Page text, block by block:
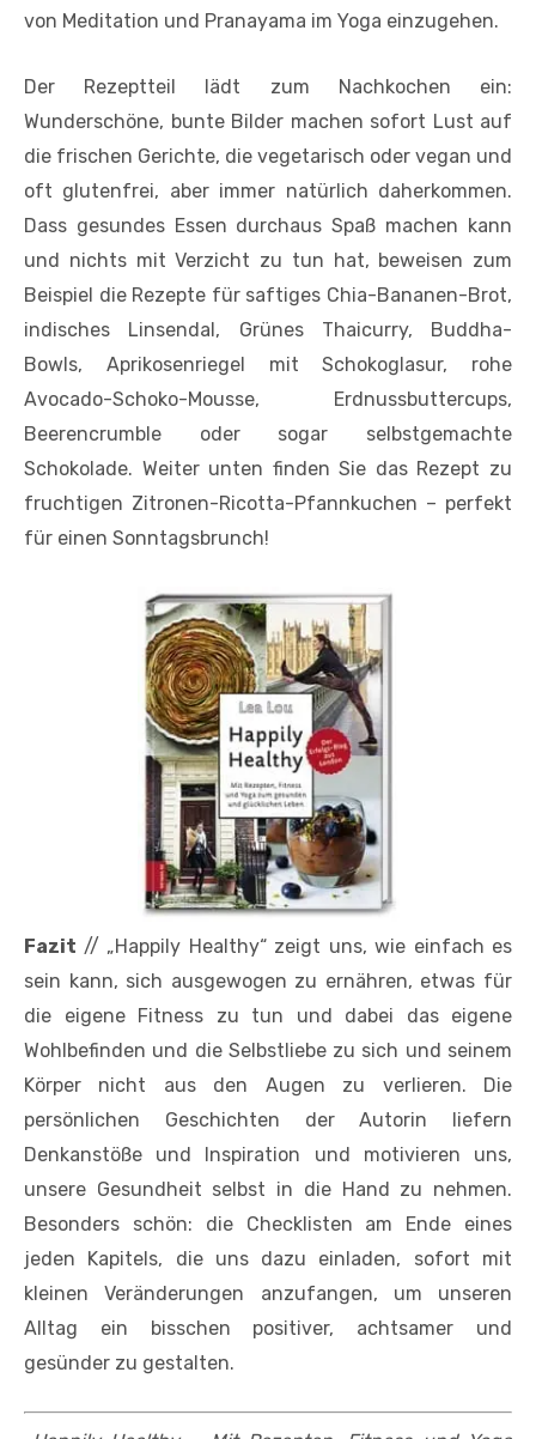
von Meditation und Pranayama im Yoga einzugehen.
Der Rezeptteil lädt zum Nachkochen ein:
Wunderschöne, bunte Bilder machen sofort Lust auf
die frischen Gerichte, die vegetarisch oder vegan und
oft glutenfrei, aber immer natürlich daherkommen.
Dass gesundes Essen durchaus Spaß machen kann
und nichts mit Verzicht zu tun hat, beweisen zum
Beispiel die Rezepte für saftiges Chia-Bananen-Brot,
indisches Linsendal, Grünes Thaicurry, Buddha-
Bowls, Aprikosenriegel mit Schokoglasur, rohe
Avocado-Schoko-Mousse, Erdnussbuttercups,
Beerencrumble oder sogar selbstgemachte
Schokolade. Weiter unten finden Sie das Rezept zu
fruchtigen Zitronen-Ricotta-Pfannkuchen – perfekt
für einen Sonntagsbrunch!
Fazit // „Happily Healthy“ zeigt uns, wie einfach es
sein kann, sich ausgewogen zu ernähren, etwas für
die eigene Fitness zu tun und dabei das eigene
Wohlbefinden und die Selbstliebe zu sich und seinem
Körper nicht aus den Augen zu verlieren. Die
persönlichen Geschichten der Autorin liefern
Denkanstöße und Inspiration und motivieren uns,
unsere Gesundheit selbst in die Hand zu nehmen.
Besonders schön: die Checklisten am Ende eines
jeden Kapitels, die uns dazu einladen, sofort mit
kleinen Veränderungen anzufangen, um unseren
Alltag ein bisschen positiver, achtsamer und
gesünder zu gestalten.